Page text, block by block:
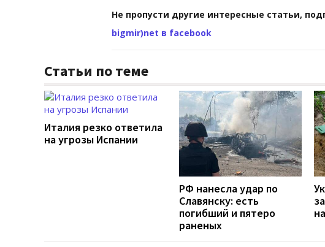
Не пропусти другие интересные статьи,
bigmir)net в facebook
Статьи по теме
Италия резко ответила
на угрозы Испании
РФ нанесла удар по
Славянску: есть
погибший и пятеро
раненых